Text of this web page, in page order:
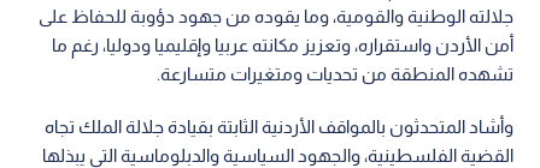
جلالته الوطنية والقومية، وما يقوده من جهود دؤوبة للحفاظ على
أمن الأردن واستقراره، وتعزيز مكانته عربيا وإقليميا ودوليا، رغم ما
تشهده المنطقة من تحديات ومتغيرات متسارعة.
وأشاد المتحدثون بالمواقف الأردنية الثابتة بقيادة جلالة الملك تجاه
القضية الفلسطينية، والجهود السياسية والدبلوماسية التي يبذلها